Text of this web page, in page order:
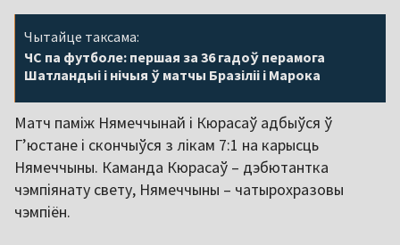
Чытайце таксама:
ЧС па футболе: першая за 36 гадоў перамога
Шатландыі і нічыя ў матчы Бразіліі і Марока
Матч паміж Нямеччынай і Кюрасаў адбыўся ў
Г’юстане і скончыўся з лікам 7:1 на карысць
Нямеччыны. Каманда Кюрасаў – дэбютантка
чэмпіянату свету, Нямеччыны – чатырохразовы
чэмпіён.